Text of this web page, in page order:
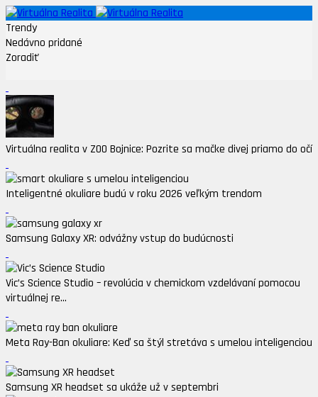
Trendy
Nedávno pridané
Zoradiť
Virtuálna realita v ZOO Bojnice: Pozrite sa mačke divej priamo do očí
Inteligentné okuliare budú v roku 2026 veľkým trendom
Samsung Galaxy XR: odvážny vstup do budúcnosti
Vic’s Science Studio – revolúcia v chemickom vzdelávaní pomocou
virtuálnej re...
Meta Ray-Ban okuliare: Keď sa štýl stretáva s umelou inteligenciou
Samsung XR headset sa ukáže už v septembri